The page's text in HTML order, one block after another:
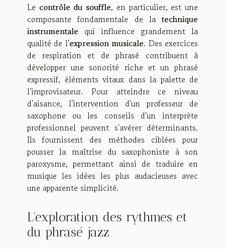
Le contrôle du souffle, en particulier, est une
composante fondamentale de latechnique
instrumentale qui influence grandement la
qualité de l'expression musicale. Des exercices
de respiration et de phrasé contribuent à
développer une sonorité riche et un phrasé
expressif, éléments vitaux dans la palette de
l'improvisateur. Pour atteindre ce niveau
d'aisance, l'intervention d'un professeur de
saxophone ou les conseils d'un interprète
professionnel peuvent s'avérer déterminants.
Ils fournissent des méthodes ciblées pour
pousser la maîtrise du saxophoniste à son
paroxysme, permettant ainsi de traduire en
musique les idées les plus audacieuses avec
une apparente simplicité.
L'exploration des rythmes et
du phrasé jazz